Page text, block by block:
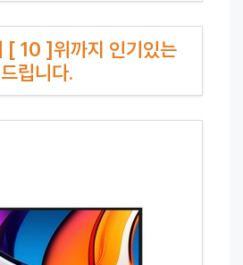
[ 10 ]위까지 인기있는
립니다.